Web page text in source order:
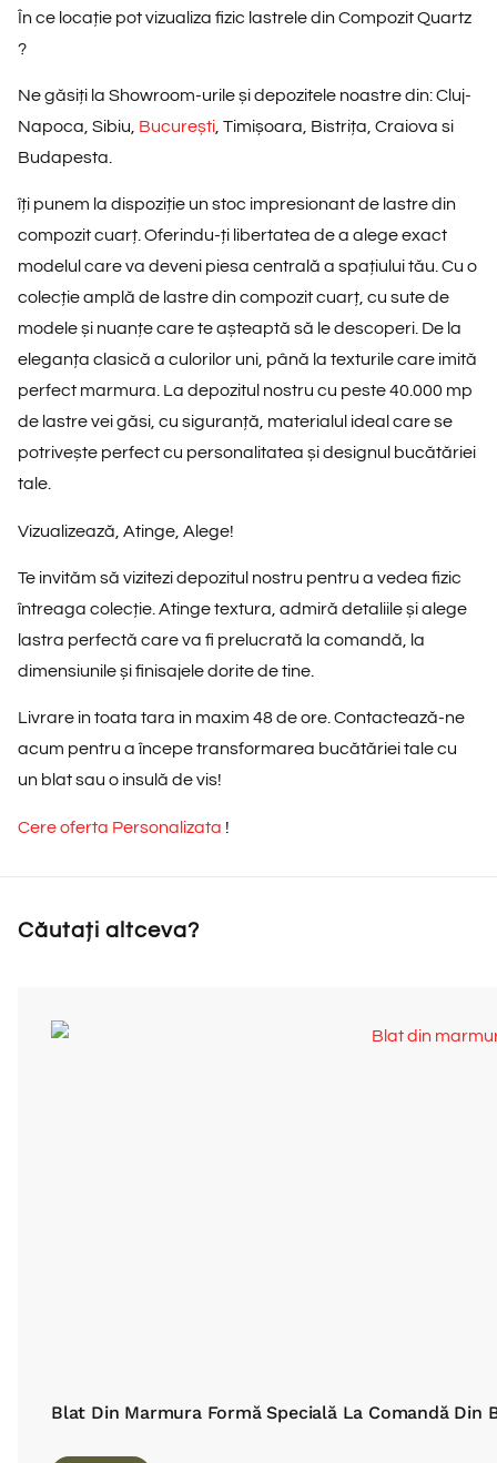
În ce locație pot vizualiza fizic lastrele din Compozit Quartz
?
Ne găsiți la Showroom-urile și depozitele noastre din: Cluj-
Napoca, Sibiu, București , Timișoara, Bistrița, Craiova si
Budapesta.
îți punem la dispoziție un stoc impresionant de lastre din
compozit cuarț.Oferindu-ți libertatea de a alege exact
modelul care va deveni piesa centrală a spațiului tău. Cu o
colecție amplă de lastre din compozit cuarț, cu sute de
modele și nuanțecare te așteaptă să le descoperi. De la
eleganța clasică a culorilor uni, până la texturile care imită
perfect marmura. La depozitul nostru cu peste 40.000 mp
de lastre vei găsi, cu siguranță, materialul ideal care se
potrivește perfect cu personalitatea și designul bucătăriei
tale.
Vizualizează, Atinge, Alege!
Te invităm să vizitezi depozitul nostru pentru a vedea fizic
întreaga colecție. Atinge textura, admiră detaliile și alege
lastra perfectă care va fi prelucrată la comandă, la
dimensiunile și finisajele dorite de tine.
Livrare in toata tara in maxim 48 de ore. Contactează-ne
acum pentru a începe transformarea bucătăriei tale cu
un blat sau o insulă de vis!
Cere oferta Personalizata !
Căutați altceva?
Blat Din Marmura Formă Specială La Comandă Din